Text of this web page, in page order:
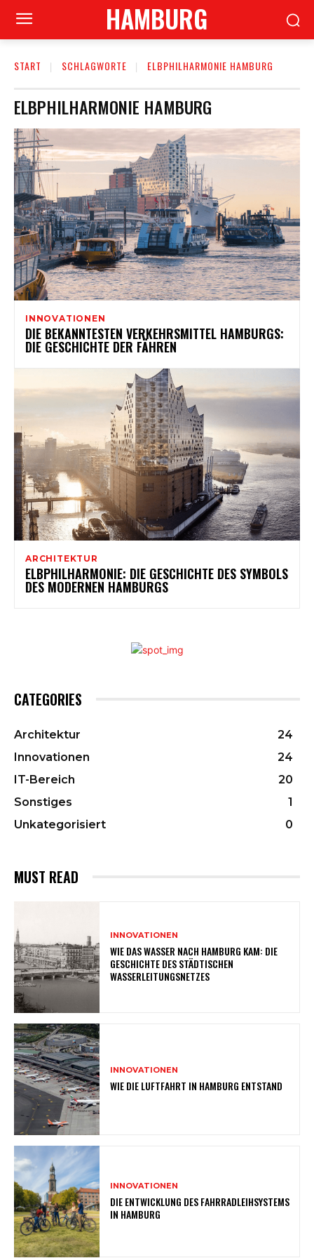
HAMBURG
START SCHLAGWORTE ELBPHILHARMONIE HAMBURG
ELBPHILHARMONIE HAMBURG
INNOVATIONEN
DIE BEKANNTESTEN VERKEHRSMITTEL HAMBURGS:
DIE GESCHICHTE DER FÄHREN
ARCHITEKTUR
ELBPHILHARMONIE: DIE GESCHICHTE DES SYMBOLS
DES MODERNEN HAMBURGS
CATEGORIES
Architektur
24
Innovationen
24
IT-Bereich
20
Sonstiges
1
Unkategorisiert
0
MUST READ
INNOVATIONEN
WIE DAS WASSER NACH HAMBURG KAM: DIE
GESCHICHTE DES STÄDTISCHEN
WASSERLEITUNGSNETZES
INNOVATIONEN
WIE DIE LUFTFAHRT IN HAMBURG ENTSTAND
INNOVATIONEN
DIE ENTWICKLUNG DES FAHRRADLEIHSYSTEMS
IN HAMBURG